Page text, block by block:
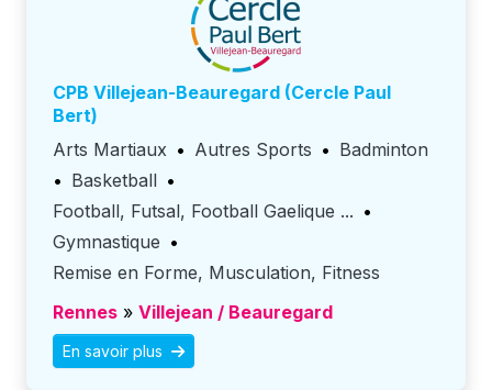
CPB Villejean-Beauregard (Cercle Paul
Bert)
Arts Martiaux • Autres Sports • Badminton
• Basketball •
Football, Futsal, Football Gaelique ... •
Gymnastique •
Remise en Forme, Musculation, Fitness
Rennes » Villejean / Beauregard
En savoir plus